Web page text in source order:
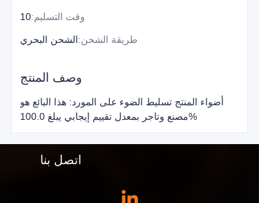
وقت التسليم:
10
طريقة الشحن:الشحن البحري
وصف المنتج
أضواء المنتج تسليط الضوء على المورد: هذا البائع هو
مصنع وتاجر بمعدل تقييم إيجابي يبلغ 100.0%
اتصل بنا